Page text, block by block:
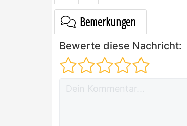
Bemerkungen
Bewerte diese Nachricht: